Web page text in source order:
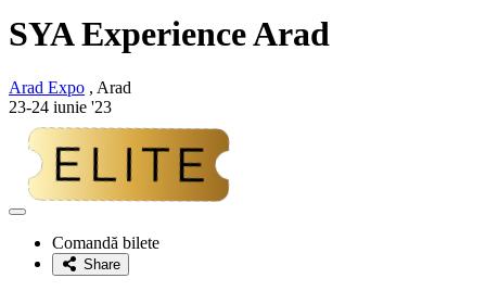
SYA Experience Arad
Arad Expo , Arad
23-24 iunie '23
Adaugă
favoriteComandă bilete
Share